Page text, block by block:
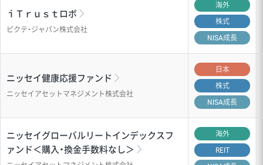
ｉＴｒｕｓｔロボ
ピクテ・ジャパン株式会社
海外
株式
NISA成長
ニッセイ健康応援ファンド
ニッセイアセットマネジメント株式会社
日本
株式
NISA成長
ニッセイグローバルリートインデックスフ
ァンド＜購入・換金手数料なし＞
海外
REIT